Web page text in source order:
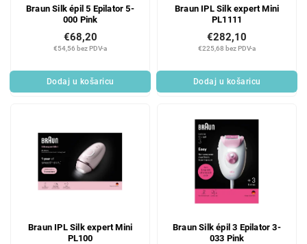
Braun Silk épil 5 Epilator 5-
000 Pink
€54,56 bez PDV-a
€68,20
Dodaj u košaricu
Braun IPL Silk expert Mini
PL1111
€225,68 bez PDV-a
€282,10
Dodaj u košaricu
Braun IPL Silk expert Mini
PL100
Braun Silk épil 3 Epilator 3-
033 Pink